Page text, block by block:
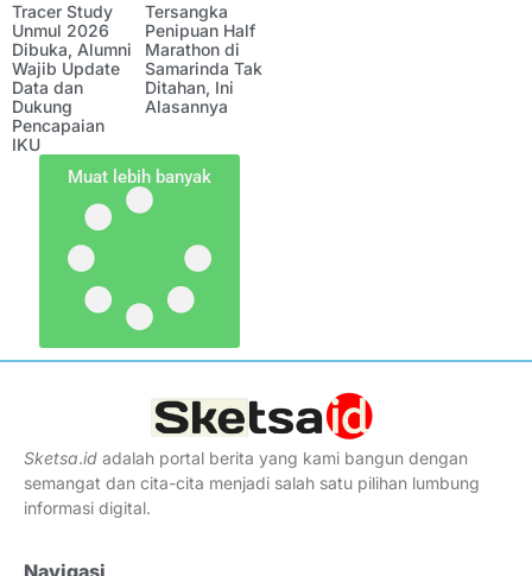
Tracer Study
Unmul 2026
Dibuka, Alumni
Wajib Update
Data dan
Dukung
Pencapaian
IKU
Tersangka
Penipuan Half
Marathon di
Samarinda Tak
Ditahan, Ini
Alasannya
Muat lebih banyak
Sketsa.id adalah portal berita yang kami bangun dengan
semangat dan cita-cita menjadi salah satu pilihan lumbung
informasi digital.
Navigasi